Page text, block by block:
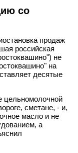
со
продаж
российская
не
на
десятые
цельномолочной
сметане, - и,
масло и не
а